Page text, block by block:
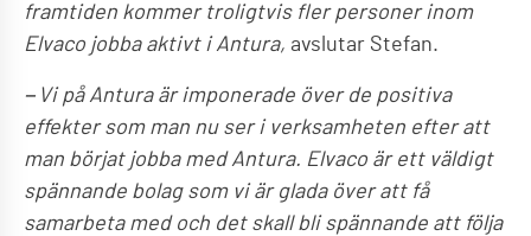
framtiden kommer troligtvis fler personer inom
Elvaco jobba aktivt i Antura, avslutar Stefan.
−Vi på Antura är imponerade över de positiva
effekter som man nu ser i verksamheten efter att
man börjat jobba med Antura. Elvaco är ett väldigt
spännande bolag som vi är glada över att få
samarbeta med och det skall bli spännande att följa